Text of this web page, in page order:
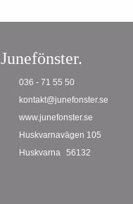
Junefönster.
036 - 71 55 50
kontakt@junefonster.se
www.junefonster.se
Huskvarnavägen 105
Huskvarna
56132